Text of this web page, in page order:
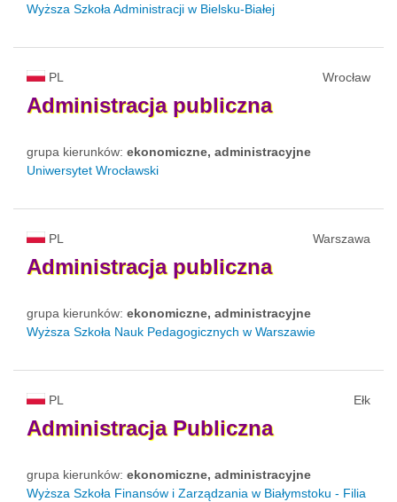
Wyższa Szkoła Administracji w Bielsku-Białej
PL Wrocław
Administracja publiczna
grupa kierunków: ekonomiczne, administracyjne
Uniwersytet Wrocławski
PL Warszawa
Administracja publiczna
grupa kierunków: ekonomiczne, administracyjne
Wyższa Szkoła Nauk Pedagogicznych w Warszawie
PL Ełk
Administracja Publiczna
grupa kierunków: ekonomiczne, administracyjne
Wyższa Szkoła Finansów i Zarządzania w Białymstoku - Filia